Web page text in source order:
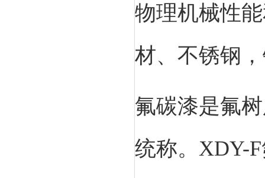
物理机械性
材、不锈钢
氟碳漆是氟
统称。XDY-